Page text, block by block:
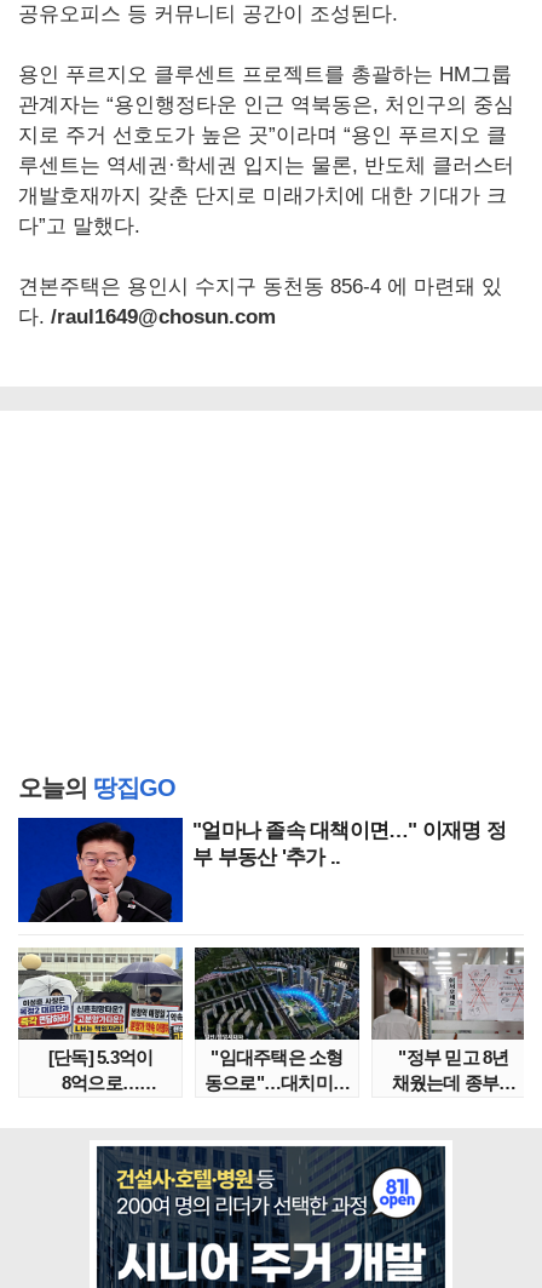
공유오피스 등 커뮤니티 공간이 조성된다.
용인 푸르지오 클루센트 프로젝트를 총괄하는 HM그룹
관계자는 “용인행정타운 인근 역북동은, 처인구의 중심
지로 주거 선호도가 높은 곳”이라며 “용인 푸르지오 클
루센트는 역세권·학세권 입지는 물론, 반도체 클러스터
개발호재까지 갖춘 단지로 미래가치에 대한 기대가 크
다”고 말했다.
견본주택은 용인시 수지구 동천동 856-4 에 마련돼 있
다. /raul1649@chosun.com
오늘의 땅집GO
"얼마나 졸속 대책이면…" 이재명 정
부 부동산 '추가 ..
[단독] 5.3억이
8억으로…
"임대주택은 소형
동으로"…대치미도
"정부 믿고 8년
채웠는데 종부세